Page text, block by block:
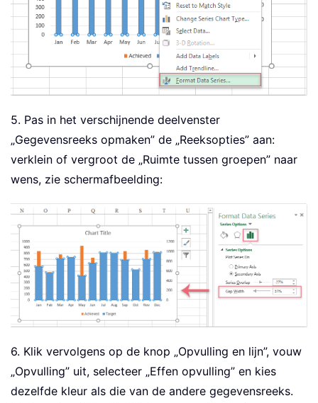
5. Pas in het verschijnende deelvenster
„Gegevensreeks opmaken” de „Reeksopties” aan:
verklein of vergroot de „Ruimte tussen groepen” naar
wens, zie schermafbeelding:
6. Klik vervolgens op de knop „Opvulling en lijn”, vouw
„Opvulling” uit, selecteer „Effen opvulling” en kies
dezelfde kleur als die van de andere gegevensreeks.